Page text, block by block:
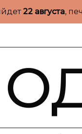
22 августа,